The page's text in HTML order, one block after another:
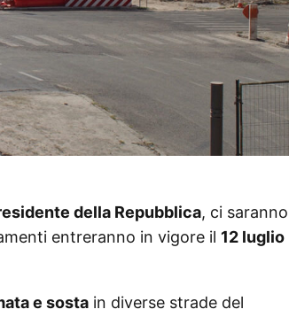
della Repubblica, ci saranno
entreranno in vigore il 12 luglio
e sosta in diverse strade del